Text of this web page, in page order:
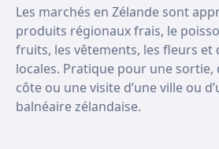
Les marchés en Zélande sont
produits régionaux frais, le
fruits, les vêtements, les fleurs et
locales. Pratique pour une sortie,
côte ou une visite d’une ville ou
balnéaire zélandaise.